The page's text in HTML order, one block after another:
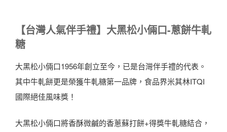
【台灣人氣伴手禮】大黑松小倆口-蔥餅牛軋
糖
大黑松小倆口1956年創立至今，已是台灣伴手禮的代表。
其中牛軋餅更是榮獲牛軋糖第一品牌，食品界米其林ITQI
國際絕佳風味獎！
大黑松小倆口將香酥微鹹的香蔥蘇打餅+得獎牛軋糖結合，